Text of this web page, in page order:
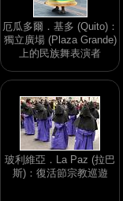
厄瓜多爾．基多 (Quito)：
獨立廣場 (Plaza Grande)
上的民族舞表演者
玻利維亞．La Paz (拉巴
斯)：復活節宗教巡遊